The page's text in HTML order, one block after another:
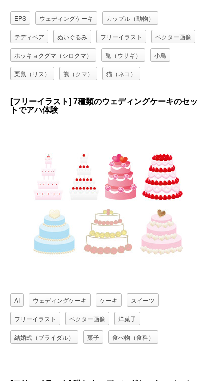
EPS ウェディングケーキ カップル（動物）
テディベア ぬいぐるみ フリーイラスト ベクター画像
ホッキョクグマ（シロクマ） 兎（ウサギ） 小鳥
栗鼠（リス） 熊（クマ） 猫（ネコ）
[フリーイラスト] 7種類のウェディングケーキのセッ
トでアハ体験
AI ウェディングケーキ ケーキ スイーツ
フリーイラスト ベクター画像 洋菓子
結婚式（ブライダル） 菓子 食べ物（食料）